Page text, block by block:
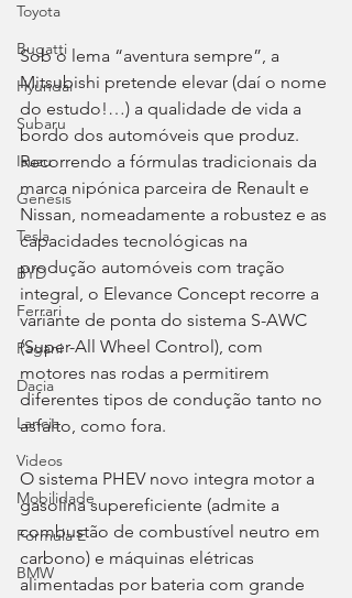
Toyota
Bugatti
Hyundai
Subaru
Isuzu
Genesis
Tesla
BYD
Ferrari
Pagani
Dacia
Lancia
Videos
Mobilidade
Fórmula E
BMW
Sob o lema “aventura sempre”, a
Mitsubishi pretende elevar (daí o nome
do estudo!…) a qualidade de vida a
bordo dos automóveis que produz.
Recorrendo a fórmulas tradicionais da
marca nipónica parceira de Renault e
Nissan, nomeadamente a robustez e as
capacidades tecnológicas na
produção automóveis com tração
integral, o Elevance Concept recorre a
variante de ponta do sistema S-AWC
(Super-All Wheel Control), com
motores nas rodas a permitirem
diferentes tipos de condução tanto no
asfalto, como fora.
O sistema PHEV novo integra motor a
gasolina supereficiente (admite a
combustão de combustível neutro em
carbono) e máquinas elétricas
alimentadas por bateria com grande